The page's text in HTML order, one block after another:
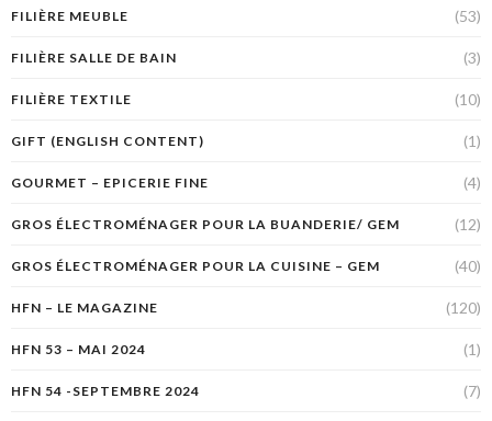
FILIÈRE MEUBLE (53)
FILIÈRE SALLE DE BAIN (3)
FILIÈRE TEXTILE (10)
GIFT (ENGLISH CONTENT) (1)
GOURMET – EPICERIE FINE (4)
GROS ÉLECTROMÉNAGER POUR LA BUANDERIE/ GEM (12)
GROS ÉLECTROMÉNAGER POUR LA CUISINE – GEM (40)
HFN – LE MAGAZINE (120)
HFN 53 – MAI 2024 (1)
HFN 54 -SEPTEMBRE 2024 (7)